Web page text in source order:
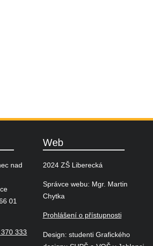
nad
01
333
Web
2024 ZŠ Liberecká
Správce webu: Mgr. Martin
Chytka
Prohlášení o přístupnosti
Design: studenti Grafického